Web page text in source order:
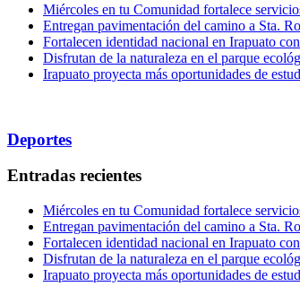
Miércoles en tu Comunidad fortalece
Entregan pavimentación del camino a Sta.
Fortalecen identidad nacional en Irapuato
Disfrutan de la naturaleza en el parque
Irapuato proyecta más oportunidades de
Deportes
Entradas recientes
Miércoles en tu Comunidad fortalece
Entregan pavimentación del camino a Sta.
Fortalecen identidad nacional en Irapuato
Disfrutan de la naturaleza en el parque
Irapuato proyecta más oportunidades de